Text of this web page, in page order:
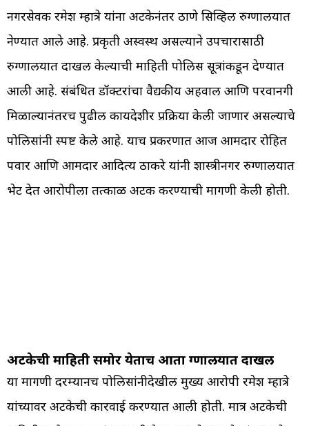
नगरसेवक रमेश म्हात्रे यांना अटकेनंतर ठाणे सिव्हिल रुग्णालयात
नेण्यात आले आहे. प्रकृती अस्वस्थ असल्याने उपचारासाठी
रुग्णालयात दाखल केल्याची माहिती पोलिस सूत्रांकडून देण्यात
आली आहे. संबंधित डॉक्टरांचा वैद्यकीय अहवाल आणि परवानगी
मिळाल्यानंतरच पुढील कायदेशीर प्रक्रिया केली जाणार असल्याचे
पोलिसांनी स्पष्ट केले आहे. याच प्रकरणात आज आमदार रोहित
पवार आणि आमदार आदित्य ठाकरे यांनी शास्त्रीनगर रुग्णालयात
भेट देत आरोपीला तत्काळ अटक करण्याची मागणी केली होती.
अटकेची माहिती समोर येताच आता रुग्णालयात दाखल
या मागणी दरम्यानच पोलिसांनीदेखील मुख्य आरोपी रमेश म्हात्रे
यांच्यावर अटकेची कारवाई करण्यात आली होती. मात्र अटकेची